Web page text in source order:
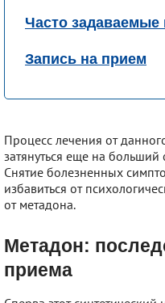
Часто
Запись на прием
Процесс лечения от
затянуться еще на больший
Снятие болезненных
избавиться от
от метадона.
Метадон:
приема